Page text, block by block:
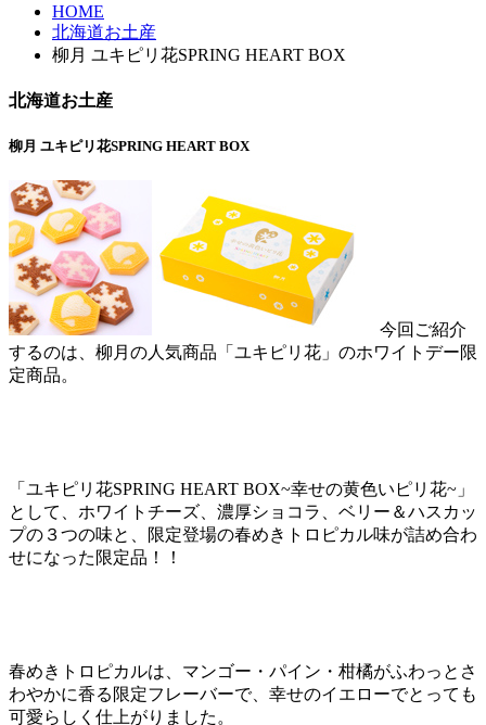
HOME
北海道お土産
柳月 ユキピリ花SPRING HEART BOX
北海道お土産
柳月 ユキピリ花SPRING HEART BOX
今回ご紹介
するのは、柳月の人気商品「ユキピリ花」のホワイトデー限
定商品。
「ユキピリ花SPRING HEART BOX~幸せの黄色いピリ花~」
として、ホワイトチーズ、濃厚ショコラ、ベリー＆ハスカッ
プの３つの味と、限定登場の春めきトロピカル味が詰め合わ
せになった限定品！！
春めきトロピカルは、マンゴー・パイン・柑橘がふわっとさ
わやかに香る限定フレーバーで、幸せのイエローでとっても
可愛らしく仕上がりました。